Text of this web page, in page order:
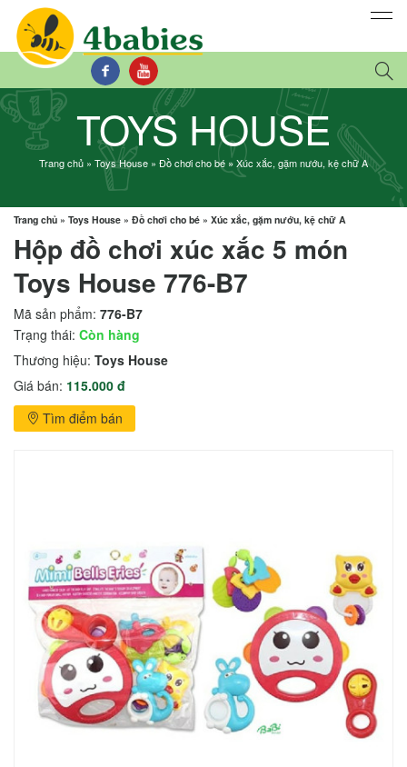
TOYS HOUSE
Trang chủ » Toys House » Đồ chơi cho bé »Xúc xắc, gặm nướu, kệ chữ A
Trang chủ » Toys House » Đồ chơi cho bé » Xúc xắc, gặm nướu, kệ chữ A
Hộp đồ chơi xúc xắc 5 món
Toys House 776-B7
Mã sản phẩm: 776-B7
Trạng thái: Còn hàng
Thương hiệu: Toys House
Giá bán: 115.000 đ
Tìm điểm bán